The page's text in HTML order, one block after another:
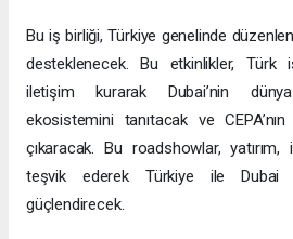
Bu iş birliği, Türkiye genelinde
desteklenecek. Bu etkinlikler, Türk
iletişim kurarak Dubai’nin
ekosistemini tanıtacak ve
çıkaracak. Bu roadshowlar,
teşvik ederek Türkiye ile Dubai
güçlendirecek.